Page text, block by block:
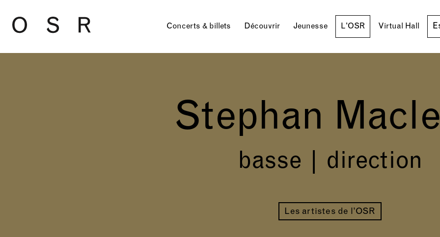
Concerts & billets Découvrir Jeunesse L'OSR Virtual Hall
Stephan
basse | direction
Les artistes de l’OSR